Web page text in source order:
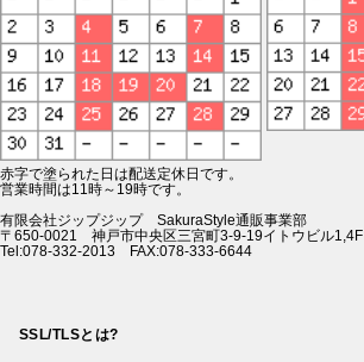
赤字で塗られた日は配送定休日です。
営業時間は11時～19時です。
有限会社ジップジップ SakuraStyle通販事業部
〒650-0021 神戸市中央区三宮町3-9-19イトウビル1,4F
Tel:078-332-2013 FAX:078-333-6644
SSL/TLSとは?